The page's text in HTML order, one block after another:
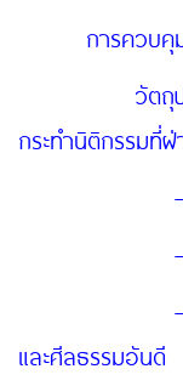
การควบคุมก
วัตถุประสง
กระทำนิติกรรมที่
– นิติกรรม
– นิติกร
– นิติกรรม
และศีลธรรมอันดี